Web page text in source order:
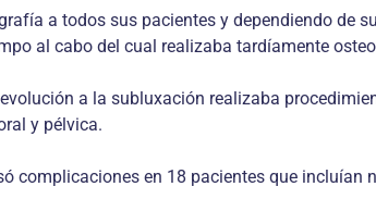
a todos sus pacientes y dependiendo de
al cabo del cual realizaba tardíamente
a la subluxación realizaba
y pélvica.
complicaciones en 18 pacientes que